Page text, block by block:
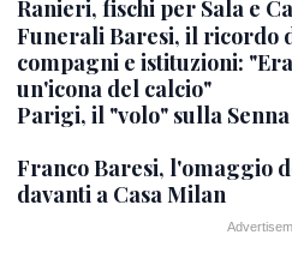
Ranieri, fischi per Sala e
Funerali Baresi, il ricordo
compagni e istituzioni:
un'icona del calcio"
Parigi, il "volo" sulla
Franco Baresi, l'omaggio
davanti a Casa Milan